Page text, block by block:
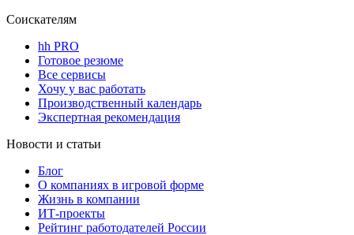
Соискателям
hh PRO
Готовое резюме
Все сервисы
Хочу у вас работать
Производственный календарь
Экспертная рекомендация
Новости и статьи
Блог
О компаниях в игровой форме
Жизнь в компании
ИТ-проекты
Рейтинг работодателей России